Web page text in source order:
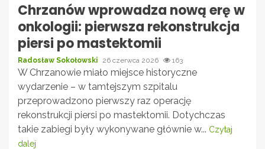
Chrzanów wprowadza nową erę w
onkologii: pierwsza rekonstrukcja
piersi po mastektomii
Radosław Sokołowski 26 czerwca 2026 163
W Chrzanowie miało miejsce historyczne
wydarzenie – w tamtejszym szpitalu
przeprowadzono pierwszy raz operację
rekonstrukcji piersi po mastektomii. Dotychczas
takie zabiegi były wykonywane głównie w... Czytaj
dalej